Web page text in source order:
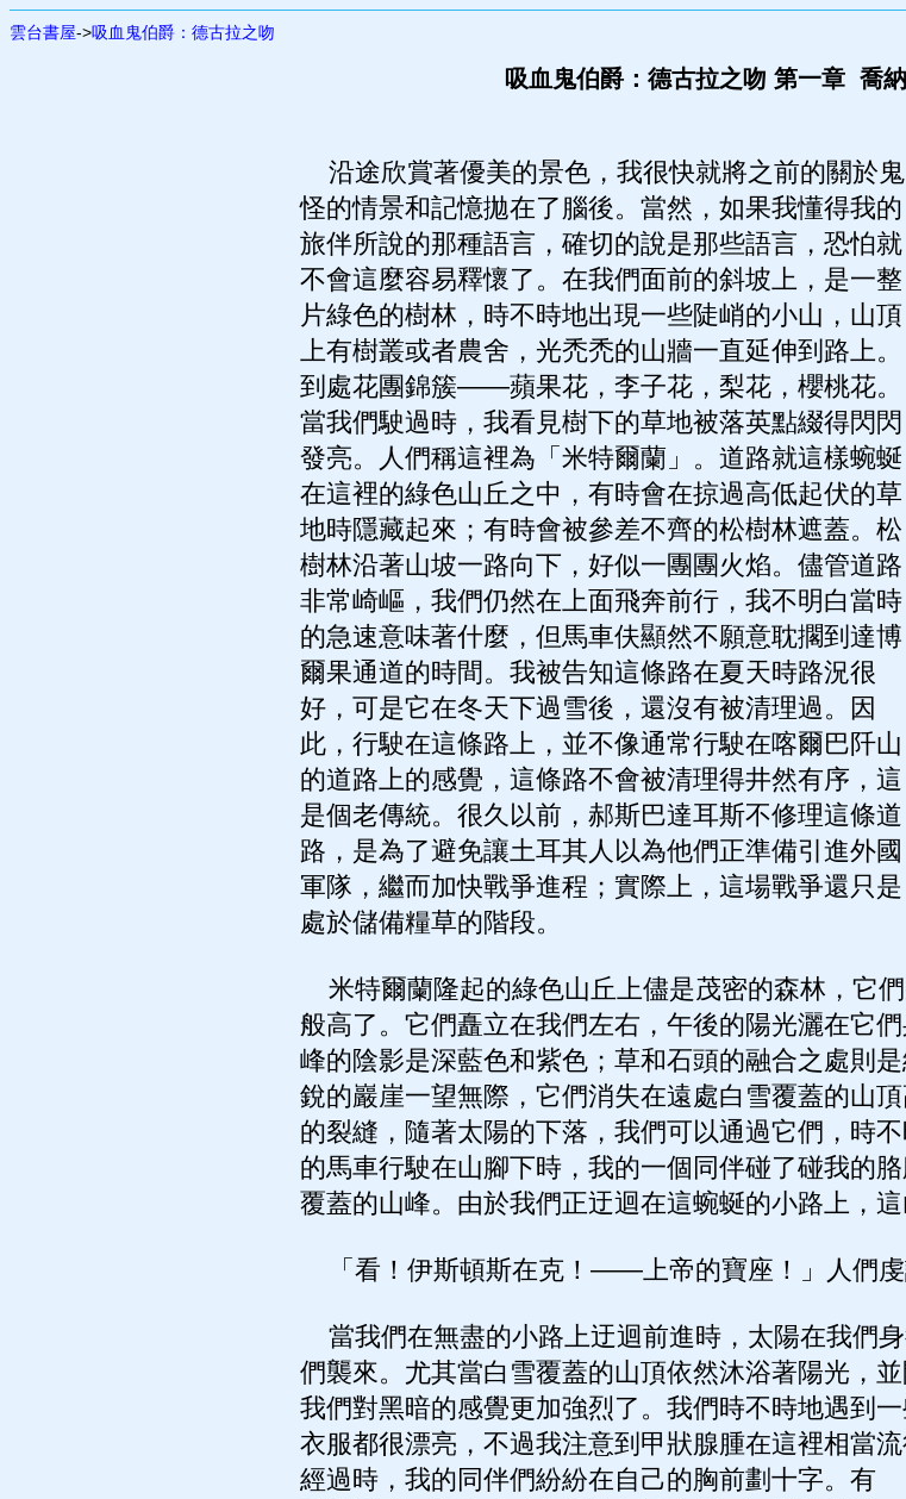
雲台書屋->吸血鬼伯爵：德古拉之吻
吸血鬼伯爵：德古拉之吻 第一章 喬
沿途欣賞著優美的景色，我很快就將之前的關於鬼
怪的情景和記憶拋在了腦後。當然，如果我懂得我的
旅伴所說的那種語言，確切的說是那些語言，恐怕就
不會這麼容易釋懷了。在我們面前的斜坡上，是一整
片綠色的樹林，時不時地出現一些陡峭的小山，山頂
上有樹叢或者農舍，光禿禿的山牆一直延伸到路上。
到處花團錦簇——蘋果花，李子花，梨花，櫻桃花。
當我們駛過時，我看見樹下的草地被落英點綴得閃閃
發亮。人們稱這裡為「米特爾蘭」。道路就這樣蜿蜒
在這裡的綠色山丘之中，有時會在掠過高低起伏的草
地時隱藏起來；有時會被參差不齊的松樹林遮蓋。松
樹林沿著山坡一路向下，好似一團團火焰。儘管道路
非常崎嶇，我們仍然在上面飛奔前行，我不明白當時
的急速意味著什麼，但馬車伕顯然不願意耽擱到達博
爾果通道的時間。我被告知這條路在夏天時路況很
好，可是它在冬天下過雪後，還沒有被清理過。因
此，行駛在這條路上，並不像通常行駛在喀爾巴阡山
的道路上的感覺，這條路不會被清理得井然有序，這
是個老傳統。很久以前，郝斯巴達耳斯不修理這條道
路，是為了避免讓土耳其人以為他們正準備引進外國
軍隊，繼而加快戰爭進程；實際上，這場戰爭還只是
處於儲備糧草的階段。
米特爾蘭隆起的綠色山丘上儘是茂密的森林，它
般高了。它們矗立在我們左右，午後的陽光灑在它
峰的陰影是深藍色和紫色；草和石頭的融合之處則
銳的巖崖一望無際，它們消失在遠處白雪覆蓋的山
的裂縫，隨著太陽的下落，我們可以通過它們，時
的馬車行駛在山腳下時，我的一個同伴碰了碰我的
覆蓋的山峰。由於我們正迂迴在這蜿蜒的小路上，
「看！伊斯頓斯在克！——上帝的寶座！」人們虔
當我們在無盡的小路上迂迴前進時，太陽在我們
們襲來。尤其當白雪覆蓋的山頂依然沐浴著陽光，
我們對黑暗的感覺更加強烈了。我們時不時地遇到
衣服都很漂亮，不過我注意到甲狀腺腫在這裡相當
經過時，我的同伴們紛紛在自己的胸前劃十字。有